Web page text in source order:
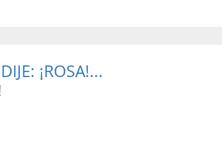
¡ROSA!...